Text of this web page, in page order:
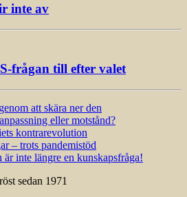
inte av
frågan till efter valet
att skära ner den
eller motstånd?
kontrarevolution
– trots pandemistöd
inte längre en kunskapsfråga!
sedan 1971